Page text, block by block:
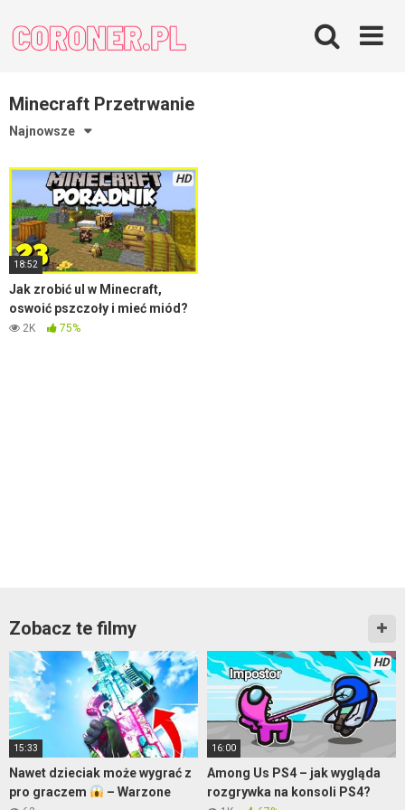
content
Minecraft Przetrwanie
Najnowsze
HD
18:52
Jak zrobić ul w Minecraft,
oswoić pszczoły i mieć miód?
2K 75%
Zobacz te filmy
15:33
Nawet dzieciak może wygrać z
pro graczem
– Warzone
HD
16:00
Among Us PS4 – jak wygląda
rozgrywka na konsoli PS4?